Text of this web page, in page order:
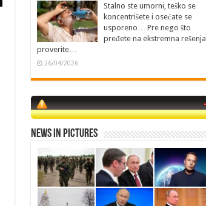
Stalno ste umorni, teško se
koncentrišete i osećate se
usporeno… Pre nego što
pređete na ekstremna rešenja,
proverite…
26/04/2026
News in Pictures